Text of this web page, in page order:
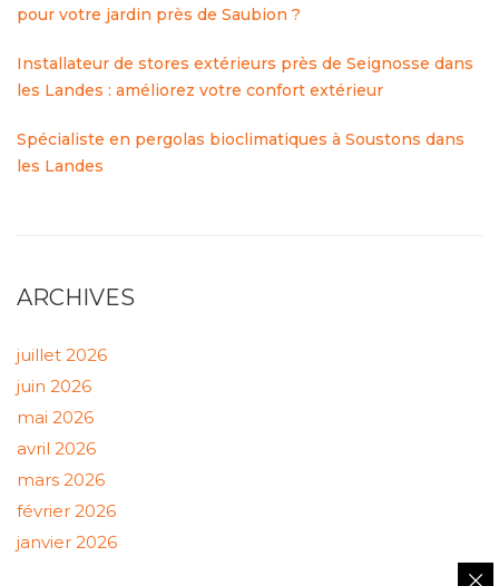
pour votre jardin près de Saubion ?
Installateur de stores extérieurs près de Seignosse dans
les Landes : améliorez votre confort extérieur
Spécialiste en pergolas bioclimatiques à Soustons dans
les Landes
ARCHIVES
juillet 2026
juin 2026
mai 2026
avril 2026
mars 2026
février 2026
janvier 2026